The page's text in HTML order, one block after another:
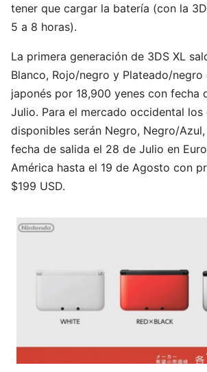
tener que cargar la batería (con la
5 a 8 horas).
La primera generación de 3DS XL
Blanco, Rojo/negro y Plateado/negro
japonés por 18,900 yenes con fecha
Julio. Para el mercado occidental los
disponibles serán Negro, Negro/
fecha de salida el 28 de Julio en
América hasta el 19 de Agosto con
$199 USD.